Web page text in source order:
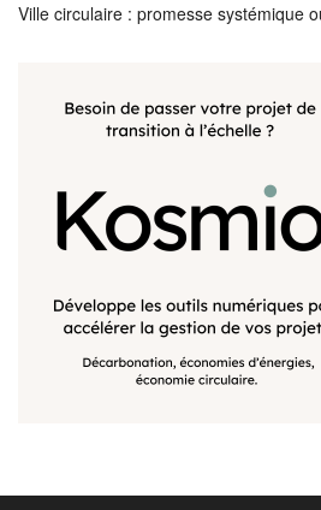
Ville circulaire : promesse systémique